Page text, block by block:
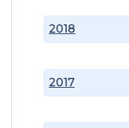
2017
2018